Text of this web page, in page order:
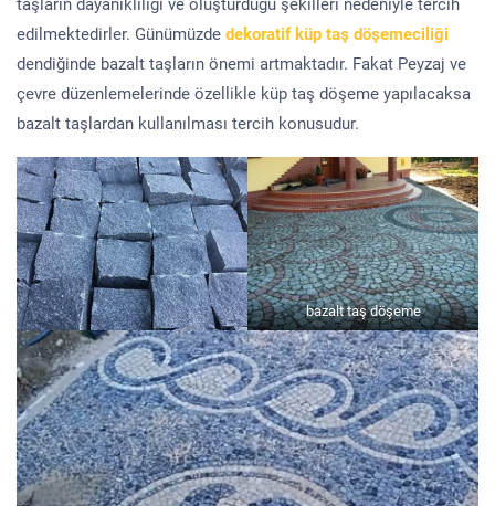
taşların dayanıklılığı ve oluşturduğu şekilleri nedeniyle tercih
edilmektedirler. Günümüzde dekoratif küp taş döşemeciliği
dendiğinde bazalt taşların önemi artmaktadır. Fakat Peyzaj ve
çevre düzenlemelerinde özellikle küp taş döşeme yapılacaksa
bazalt taşlardan kullanılması tercih konusudur.
bazalt taş döşeme